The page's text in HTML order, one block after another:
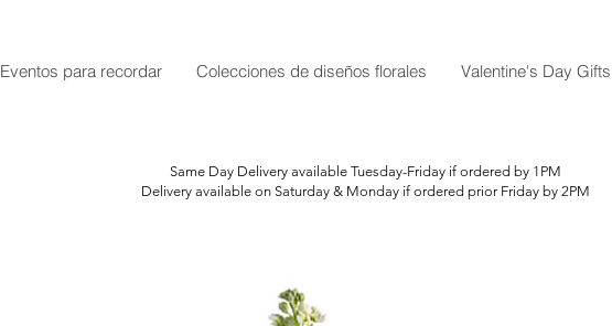
Eventos para recordar Colecciones de diseños florales Valentine's Day Gifts
Same Day Delivery available Tuesday-Friday if ordered by 1PM
Delivery available on Saturday & Monday if ordered prior Friday by 2PM